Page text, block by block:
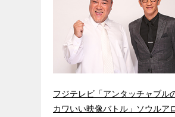
フジテレビ「アンタッチャブル
カワいい映像バトル」ソウルア